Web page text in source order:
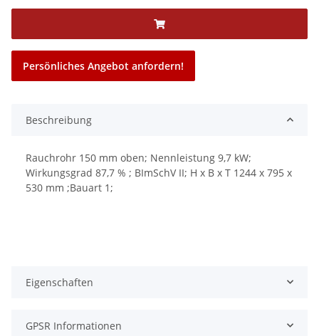
Persönliches Angebot anfordern!
Beschreibung
Rauchrohr 150 mm oben; Nennleistung 9,7 kW;
Wirkungsgrad 87,7 % ; BImSchV II; H x B x T 1244 x 795 x
530 mm ;Bauart 1;
Eigenschaften
GPSR Informationen